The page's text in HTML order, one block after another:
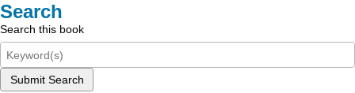
Search
Search this book
Submit Search